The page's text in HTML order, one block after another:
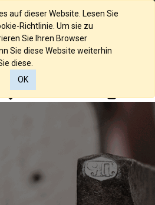
(UK)
0
auf dieser Website. Lesen Sie
Richtlinie. Um sie zu
Sie Ihren Browser
Sie diese Website weiterhin
diese.
OK